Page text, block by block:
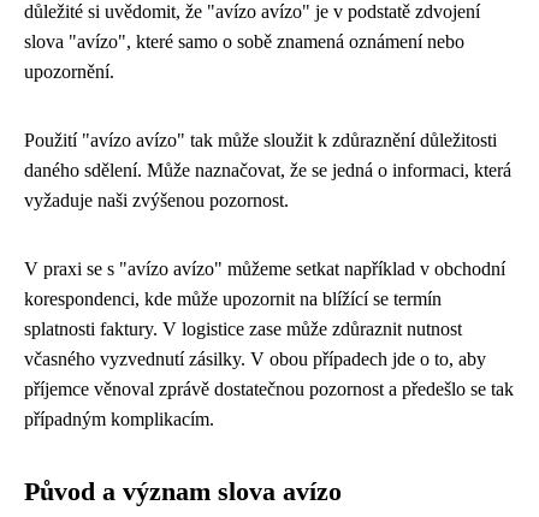
důležité si uvědomit, že "avízo avízo" je v podstatě zdvojení
slova "avízo", které samo o sobě znamená oznámení nebo
upozornění.
Použití "avízo avízo" tak může sloužit k zdůraznění důležitosti
daného sdělení. Může naznačovat, že se jedná o informaci, která
vyžaduje naši zvýšenou pozornost.
V praxi se s "avízo avízo" můžeme setkat například v obchodní
korespondenci, kde může upozornit na blížící se termín
splatnosti faktury. V logistice zase může zdůraznit nutnost
včasného vyzvednutí zásilky. V obou případech jde o to, aby
příjemce věnoval zprávě dostatečnou pozornost a předešlo se tak
případným komplikacím.
Původ a význam slova avízo